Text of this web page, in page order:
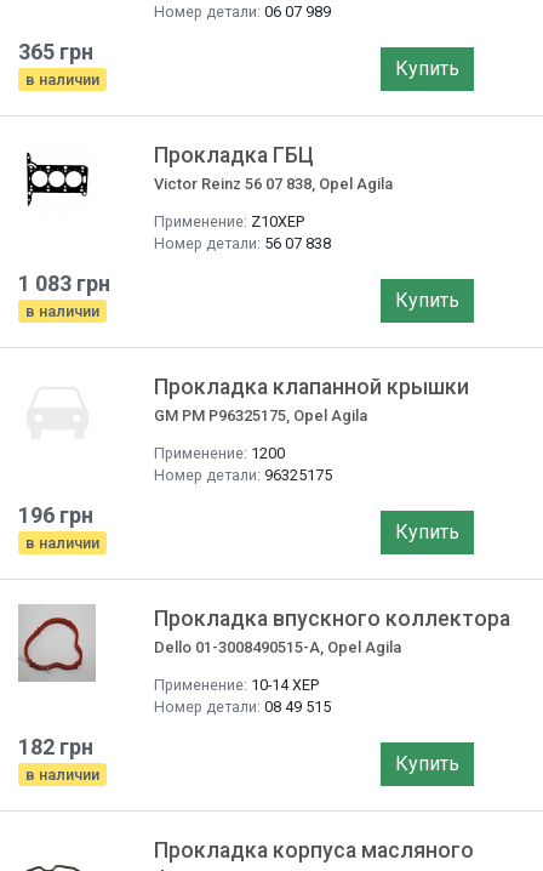
Номер детали: 06 07 989
365 грн
в наличии Купить
Прокладка ГБЦ
Victor Reinz 56 07 838, Opel Agila
Применение: Z10XEP
Номер детали: 56 07 838
1 083 грн
в наличии Купить
Прокладка клапанной крышки
GM PM P96325175, Opel Agila
Применение: 1200
Номер детали: 96325175
196 грн
в наличии Купить
Прокладка впускного коллектора
Dello 01-3008490515-A, Opel Agila
Применение: 10-14 ХЕР
Номер детали: 08 49 515
182 грн
в наличии Купить
Прокладка корпуса масляного